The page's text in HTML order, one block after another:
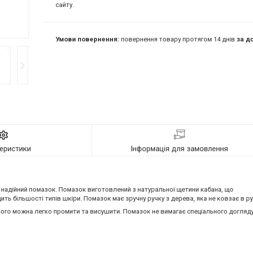
сайту.
повернення товару протягом 14 днів за
Інформація для замовлення
помазок. Помазок виготовлений з натуральної щетини кабана, що
більшості типів шкіри. Помазок має зручну ручку з дерева, яка не ковзає в
можна легко промити та висушити. Помазок не вимагає спеціального догляду